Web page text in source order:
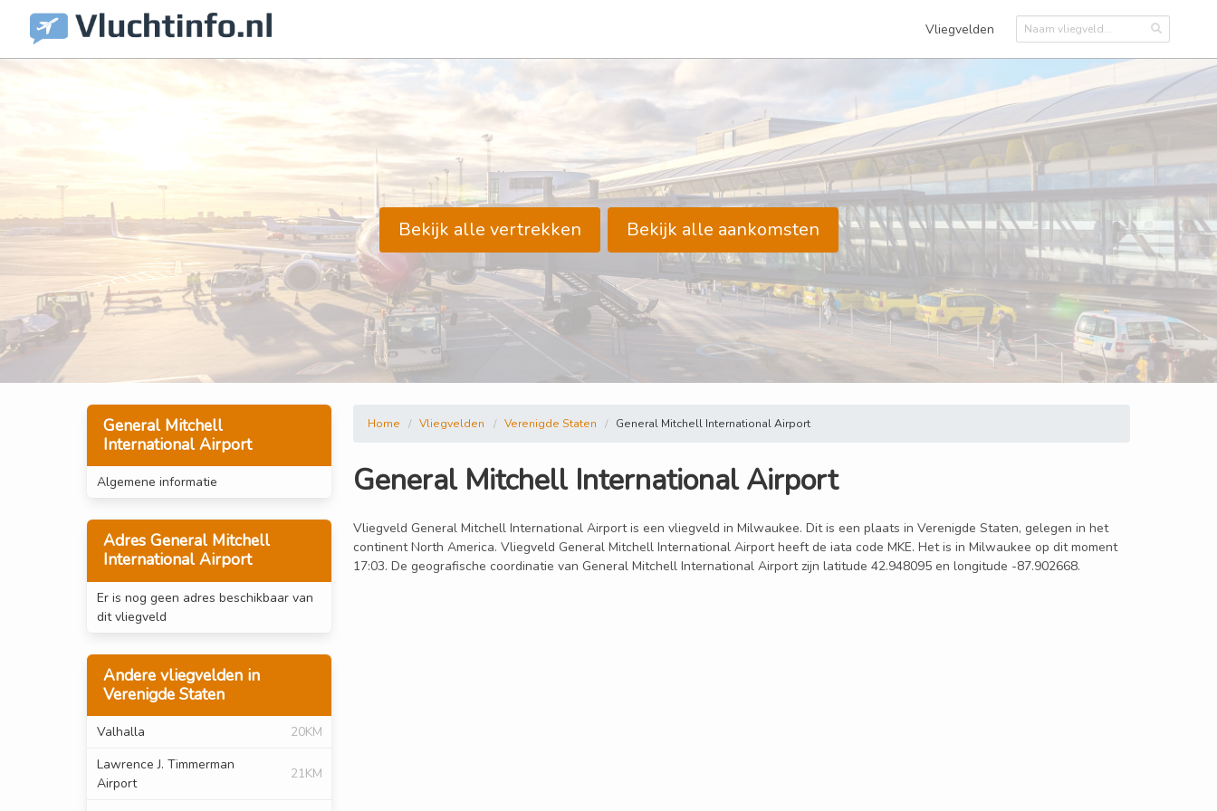
Vliegvelden
Bekijk alle vertrekken Bekijk alle aankomsten
General Mitchell
International Airport
Algemene informatie
Adres General Mitchell
International Airport
Er is nog geen adres beschikbaar van
dit vliegveld
Andere vliegvelden in
Verenigde Staten
Valhalla
20KM
Lawrence J. Timmerman
Airport
21KM
Home Vliegvelden Verenigde Staten General Mitchell International Airport
General Mitchell International Airport
Vliegveld General Mitchell International Airport is een vliegveld in Milwaukee. Dit is een plaats in Verenigde Staten, gelegen in het
continent North America. Vliegveld General Mitchell International Airport heeft de iata code MKE. Het is in Milwaukee op dit moment
17:03. De geografische coordinatie van General Mitchell International Airport zijn latitude 42.948095 en longitude -87.902668.